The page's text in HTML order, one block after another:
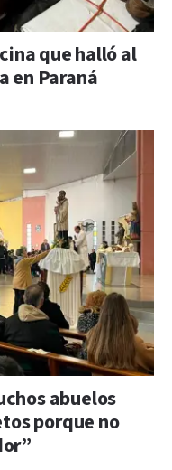
que halló al
en Paraná
abuelos
porque no